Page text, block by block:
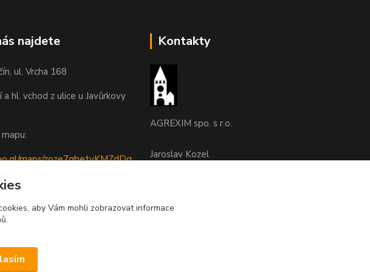
najdete
ul. Vrcha 168
a hl. vchod z ulice u Javůrkovy
maps/zoze7qbetyKMZdDq
Kontakty
AGREXIM spo. s r.o.
Jaroslav Kozel
agrexim@agrexim.cz
aby Vám mohli zobrazovat informace